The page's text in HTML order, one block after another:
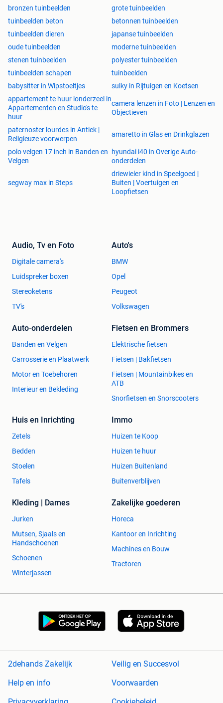
bronzen tuinbeelden
grote tuinbeelden
tuinbeelden beton
betonnen tuinbeelden
tuinbeelden dieren
japanse tuinbeelden
oude tuinbeelden
moderne tuinbeelden
stenen tuinbeelden
polyester tuinbeelden
tuinbeelden schapen
tuinbeelden
babysitter in Wipstoeltjes
sulky in Rijtuigen en Koetsen
appartement te huur londerzeel in
Appartementen en Studio's te
huur
camera lenzen in Foto | Lenzen en
Objectieven
paternoster lourdes in Antiek |
Religieuze voorwerpen
amaretto in Glas en Drinkglazen
polo velgen 17 inch in Banden en
Velgen
hyundai i40 in Overige Auto-
onderdelen
segway max in Steps
driewieler kind in Speelgoed |
Buiten | Voertuigen en
Loopfietsen
Audio, Tv en Foto
Digitale camera's
Luidspreker boxen
Stereoketens
TV's
Auto's
BMW
Opel
Peugeot
Volkswagen
Auto-onderdelen
Banden en Velgen
Carrosserie en Plaatwerk
Motor en Toebehoren
Interieur en Bekleding
Fietsen en Brommers
Elektrische fietsen
Fietsen | Bakfietsen
Fietsen | Mountainbikes en
ATB
Snorfietsen en Snorscooters
Huis en Inrichting
Zetels
Bedden
Stoelen
Tafels
Immo
Huizen te Koop
Huizen te huur
Huizen Buitenland
Buitenverblijven
Kleding | Dames
Jurken
Mutsen, Sjaals en
Handschoenen
Schoenen
Winterjassen
Zakelijke goederen
Horeca
Kantoor en Inrichting
Machines en Bouw
Tractoren
2dehands Zakelijk
Veilig en Succesvol
Help en info
Voorwaarden